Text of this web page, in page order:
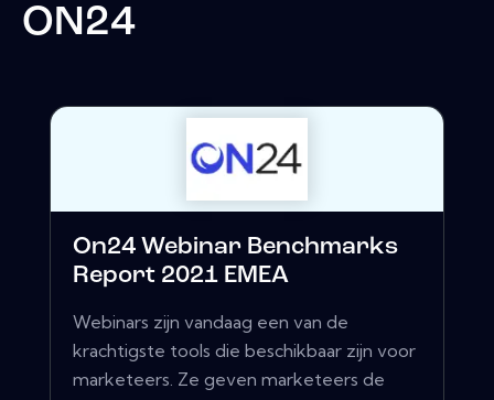
ON24
On24 Webinar Benchmarks
Report 2021 EMEA
Webinars zijn vandaag een van de
krachtigste tools die beschikbaar zijn voor
marketeers. Ze geven marketeers de